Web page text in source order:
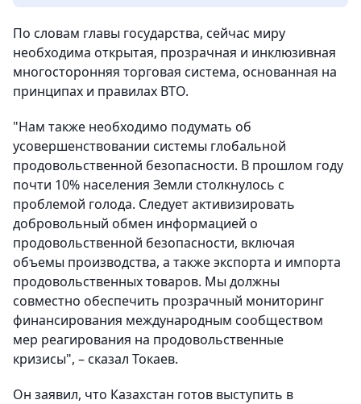
По словам главы государства, сейчас миру
необходима открытая, прозрачная и инклюзивная
многосторонняя торговая система, основанная на
принципах и правилах ВТО.
"Нам также необходимо подумать об
усовершенствовании системы глобальной
продовольственной безопасности. В прошлом году
почти 10% населения Земли столкнулось с
проблемой голода. Следует активизировать
добровольный обмен информацией о
продовольственной безопасности, включая
объемы производства, а также экспорта и импорта
продовольственных товаров. Мы должны
совместно обеспечить прозрачный мониторинг
финансирования международным сообществом
мер реагирования на продовольственные
кризисы", – сказал Токаев.
Он заявил, что Казахстан готов выступить в